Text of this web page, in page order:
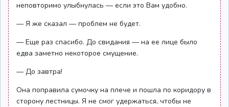
неповторимо улыбнулась — если это Вам удобно.
— Я же сказал — проблем не будет.
— Еще раз спасибо. До свидания — на ее лице было
едва заметно некоторое смущение.
— До завтра!
Она поправила сумочку на плече и пошла по коридору в
сторону лестницы. Я не смог удержаться, чтобы не